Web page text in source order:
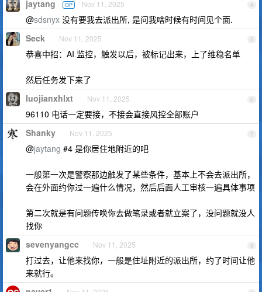
4
jaytang OP Nov 11, 2025
@sdsnyx 没有要我去派出所, 是问我啥时候有时间见个面.
5
Seck Nov 11, 2025
恭喜中招：AI 监控，触发以后，被标记出来，上了维稳名单
然后任务发下来了
6
luojianxhlxt Nov 11, 2025
96110 电话一定要接，不接会直接风控全部账户
7
Shanky Nov 11, 2025
@jaytang #4 是你居住地附近的吧
一般第一次是警察那边触发了某些条件，基本上不会去派出所，
会在外面约你过一遍什么情况，然后后面人工审核一遍具体事项
第二次就是有问题传唤你去做笔录或者就立案了，没问题就没人
找你
8
sevenyangcc Nov 11, 2025
打过去，让他来找你，一般是住址附近的派出所，约了时间让他
来就行。